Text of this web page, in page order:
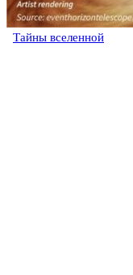
Тайны вселенной